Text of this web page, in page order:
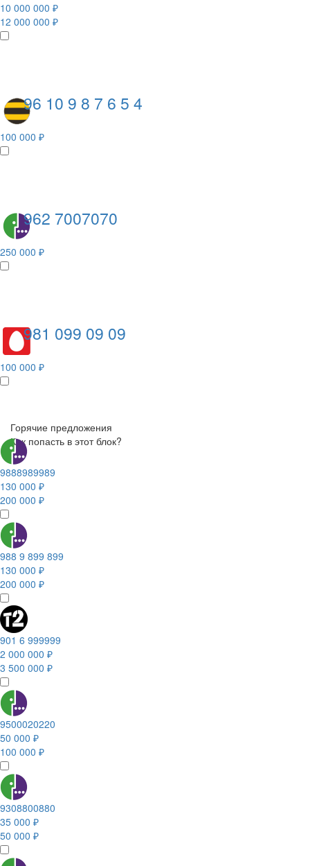
10 000 000 ₽
12 000 000 ₽
96 10 9 8 7 6 5 4
100 000 ₽
962 7007070
250 000 ₽
981 099 09 09
100 000 ₽
Горячие предложения
Как попасть в этот блок?
9888989989
130 000 ₽
200 000 ₽
988 9 899 899
130 000 ₽
200 000 ₽
901 6 999999
2 000 000 ₽
3 500 000 ₽
9500020220
50 000 ₽
100 000 ₽
9308800880
35 000 ₽
50 000 ₽